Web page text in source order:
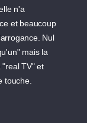
n'a
et beaucoup
Nul
mais la
"real TV" et
touche.